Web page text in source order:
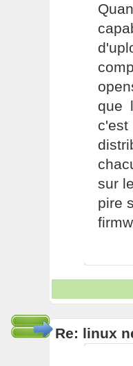
que
sur
pire
Re: linux